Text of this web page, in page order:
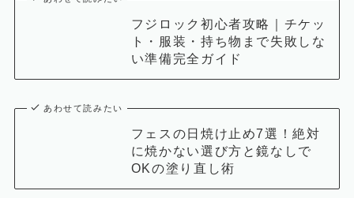
フジロック初心者攻略｜チケッ
ト・服装・持ち物まで失敗しな
い準備完全ガイド
あわせて読みたい
フェスの日焼け止め7選！絶対
に焼かない選び方と鏡なしで
OKの塗り直し術